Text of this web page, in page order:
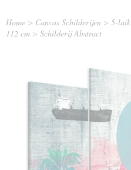
Home > Canvas Schilderijen > 5-
112 cm > Schilderij Abstract
SHAGGY TAPIJTEN